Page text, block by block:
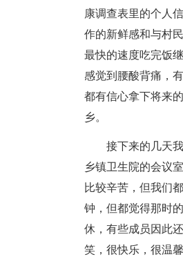
康调查表里的个人
作的新鲜感和与村
最快的速度吃完饭
感觉到腰酸背痛，
都有信心拿下将来
乡。
接下来的几天我
乡镇卫生院的会议
比较辛苦，但我们
钟，但都觉得那时
休，有些成员因此
笑，很快乐，很温